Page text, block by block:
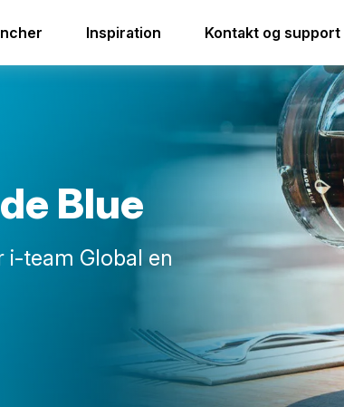
Inspiration Kontakt og support
de Blue
i-team Global en